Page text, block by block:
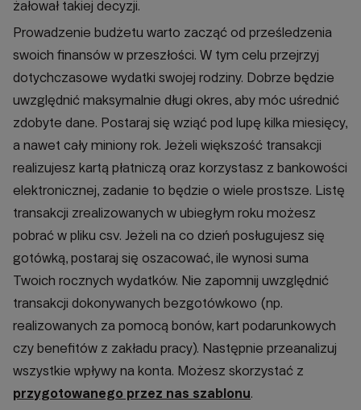
żałował takiej decyzji.
Prowadzenie budżetu warto zacząć od prześledzenia
swoich finansów w przeszłości. W tym celu przejrzyj
dotychczasowe wydatki swojej rodziny. Dobrze będzie
uwzględnić maksymalnie długi okres, aby móc uśrednić
zdobyte dane. Postaraj się wziąć pod lupę kilka miesięcy,
a nawet cały miniony rok. Jeżeli większość transakcji
realizujesz kartą płatniczą oraz korzystasz z bankowości
elektronicznej, zadanie to będzie o wiele prostsze. Listę
transakcji zrealizowanych w ubiegłym roku możesz
pobrać w pliku csv. Jeżeli na co dzień posługujesz się
gotówką, postaraj się oszacować, ile wynosi suma
Twoich rocznych wydatków. Nie zapomnij uwzględnić
transakcji dokonywanych bezgotówkowo (np.
realizowanych za pomocą bonów, kart podarunkowych
czy benefitów z zakładu pracy). Następnie przeanalizuj
wszystkie wpływy na konta. Możesz skorzystać z
przygotowanego przez nas szablonu.